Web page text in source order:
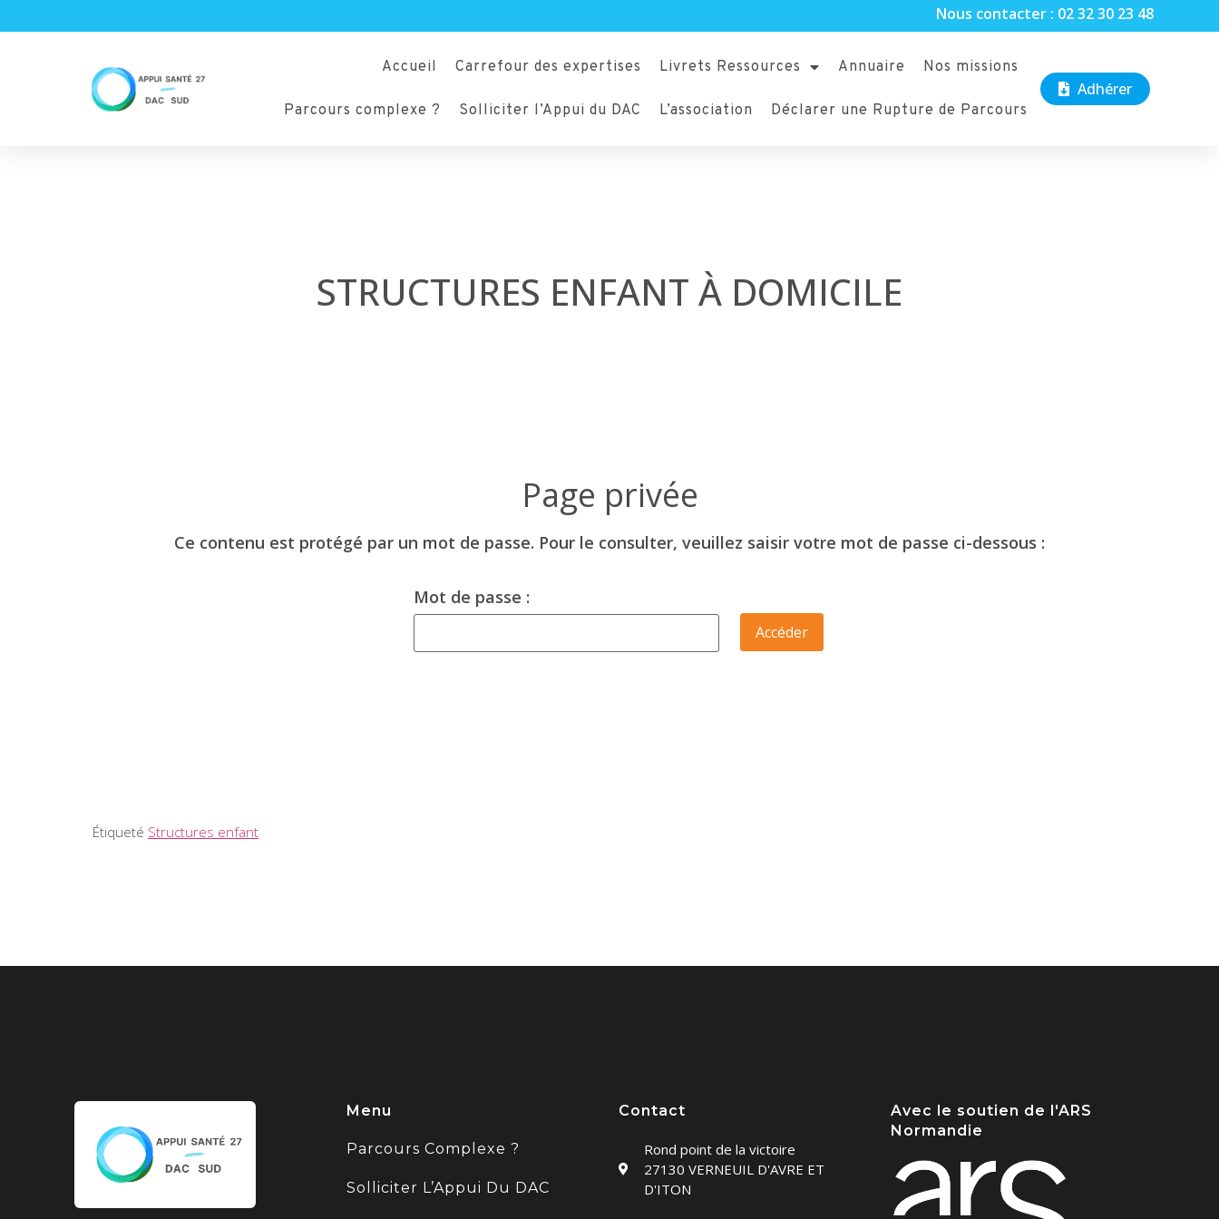
Nous contacter : 02 32 30 23 48
Accueil Carrefour des expertises Livrets Ressources Annuaire Nos missions
Parcours complexe ? Solliciter l’Appui du DAC L’association Déclarer une Rupture de Parcours
Adhérer
STRUCTURES ENFANT À DOMICILE
Ce contenu est protégé par un mot de passe. Pour le consulter, veuillez saisir votre mot de passe ci-dessous :
Mot de passe :
Étiqueté Structures enfant
Menu
Parcours Complexe ?
Solliciter L’Appui Du DAC
Contact
Rond point de la victoire
27130 VERNEUIL D'AVRE ET
D'ITON
Avec le soutien de l'ARS
Normandie